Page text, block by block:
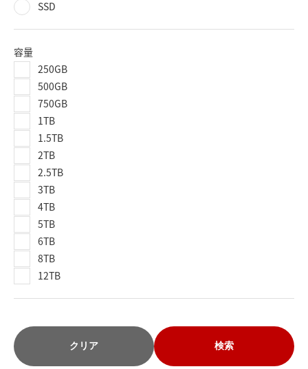
SSD
容量
250GB
500GB
750GB
1TB
1.5TB
2TB
2.5TB
3TB
4TB
5TB
6TB
8TB
12TB
クリア 検索